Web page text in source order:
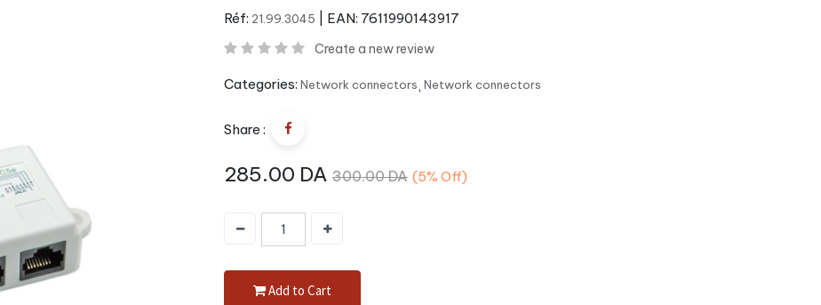
Réf: 21.99.3045 | EAN: 7611990143917
Create a new review
Categories: Network connectors, Network connectors
Share :
285.00 DA 300.00DA (5% Off)
Add to Cart